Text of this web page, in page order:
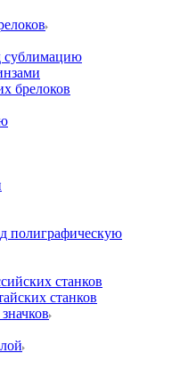
сублимацию
брелоков
полиграфическую
станков
станков